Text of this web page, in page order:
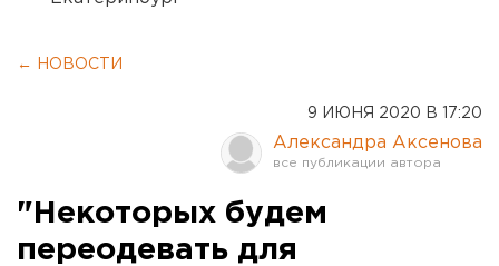
← НОВОСТИ
9 ИЮНЯ 2020 В 17:20
Александра Аксенова
"Некоторых будем
переодевать для